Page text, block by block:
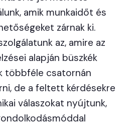
amik munkaidőt és
zárnak ki.
az, amire az
alapján büszkék
többféle csatornán
de a feltett kérdésekre
válaszokat nyújtunk,